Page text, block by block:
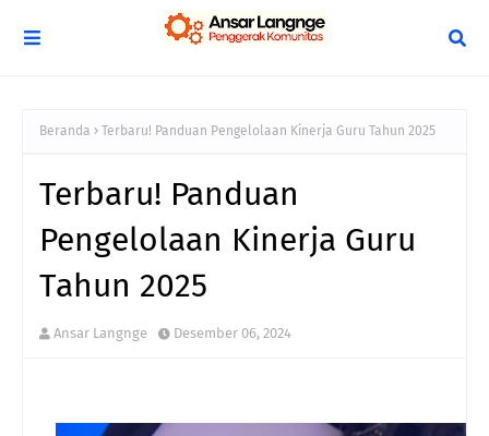
Beranda Terbaru! Panduan Pengelolaan Kinerja Guru Tahun 2025
Terbaru! Panduan
Pengelolaan Kinerja Guru
Tahun 2025
Ansar Langnge Desember 06, 2024